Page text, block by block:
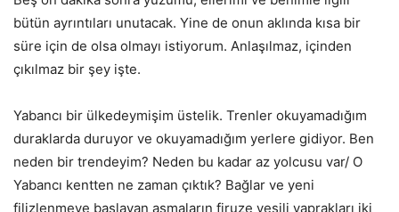
bütün ayrıntıları unutacak. Yine de onun aklında kısa bir
süre için de olsa olmayı istiyorum. Anlaşılmaz, içinden
çıkılmaz bir şey işte.
Yabancı bir ülkedeymişim üstelik. Trenler okuyamadığım
duraklarda duruyor ve okuyamadığım yerlere gidiyor. Ben
neden bir trendeyim? Neden bu kadar az yolcusu var/ O
Yabancı kentten ne zaman çıktık? Bağlar ve yeni
filizlenmeye başlayan asmaların firuze yeşili yaprakları iki